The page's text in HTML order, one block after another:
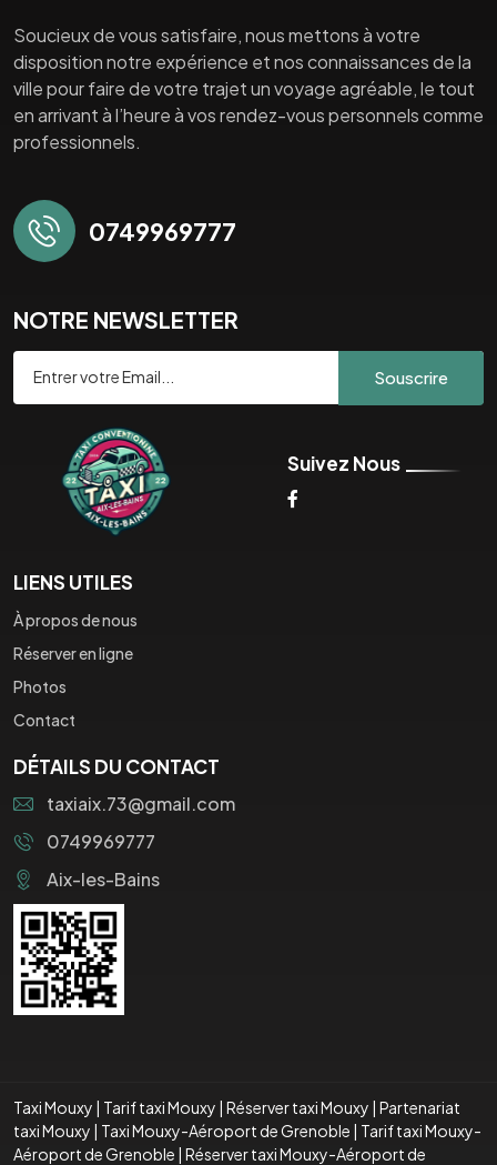
Soucieux de vous satisfaire, nous mettons à votre
disposition notre expérience et nos connaissances de la
ville pour faire de votre trajet un voyage agréable, le tout
en arrivant à l’heure à vos rendez-vous personnels comme
professionnels.
0749969777
NOTRE NEWSLETTER
Souscrire
Suivez Nous
LIENS UTILES
À propos de nous
Réserver en ligne
Photos
Contact
DÉTAILS DU CONTACT
taxiaix.73@gmail.com
0749969777
Aix-les-Bains
Taxi Mouxy | Tarif taxi Mouxy | Réserver taxi Mouxy | Partenariat
taxi Mouxy | Taxi Mouxy-Aéroport de Grenoble | Tarif taxi Mouxy-
Aéroport de Grenoble | Réserver taxi Mouxy-Aéroport de